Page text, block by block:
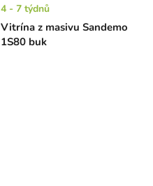
Vitrína z masivu Sandemo
1S80 buk
4 - 7 týdnů